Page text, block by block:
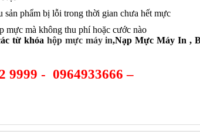
phẩm bị lỗi trong thời gian chưa hết mực
mực mà không thu phí hoặc cước nào
từ khóa hộp mực máy in,Nạp Mực Máy In ,
9999 - 0964933666 –